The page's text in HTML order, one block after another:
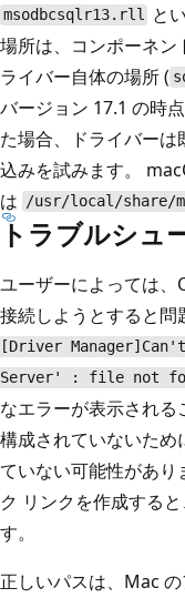
msodbcsqlr13.rll と
場所は、コンポーネン
ライバー自体の場所 (
バージョン 17.1 の時
た場合、ドライバー
込みを試みます。
は /usr/local/share/
トラブルシュ
ユーザーによっては、
接続しようとすると問
[Driver
Server' : file not
なエラーが表示される
構成されていないた
ていない可能性があり
ク リンクを作成する
す。
正しいパスは、Mac